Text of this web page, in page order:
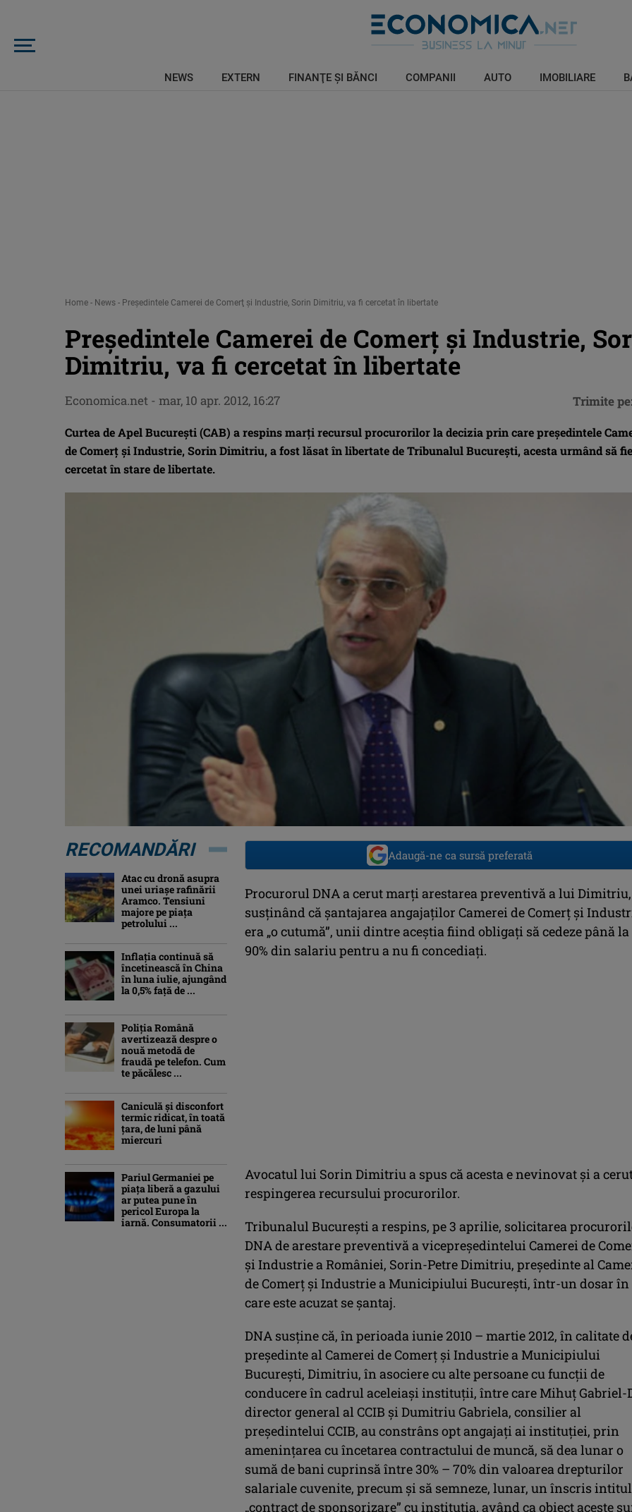
NEWS EXTERN FINANŢE ŞI BĂNCI COMPANII AUTO IMOBILIARE
Home - News - Preşedintele Camerei de Comerţ şi Industrie, Sorin Dimitriu, va fi cercetat în libertate
Preşedintele Camerei de Comerţ şi Industrie,
Dimitriu, va fi cercetat în libertate
Curtea de Apel Bucureşti (CAB) a respins marţi recursul procurorilor la decizia prin care preşedintele
de Comerţ şi Industrie, Sorin Dimitriu, a fost lăsat în libertate de Tribunalul Bucureşti, acesta urmând să fie
cercetat în stare de libertate.
Economica.net - mar, 10 apr. 2012, 16:27 Trimite pe:
Adaugă-ne ca sursă preferată
Procurorul DNA a cerut marţi arestarea preventivă a lui Dimitriu,
susţinând că şantajarea angajaţilor Camerei de Comerţ şi
era „o cutumă”, unii dintre aceştia fiind obligaţi să cedeze până la
90% din salariu pentru a nu fi concediaţi.
Avocatul lui Sorin Dimitriu a spus că acesta e nevinovat şi a
respingerea recursului procurorilor.
Tribunalul Bucureşti a respins, pe 3 aprilie, solicitarea
DNA de arestare preventivă a vicepreşedintelui Camerei de
şi Industrie a României, Sorin-Petre Dimitriu, preşedinte al
de Comerţ şi Industrie a Municipiului Bucureşti, într-un dosar în
care este acuzat se şantaj.
DNA susţine că, în perioada iunie 2010 – martie 2012, în calitate
preşedinte al Camerei de Comerţ şi Industrie a Municipiului
Bucureşti, Dimitriu, în asociere cu alte persoane cu funcţii de
conducere în cadrul aceleiaşi instituţii, între care Mihuţ Gabriel-
director general al CCIB şi Dumitriu Gabriela, consilier al
preşedintelui CCIB, au constrâns opt angajaţi ai instituţiei, prin
ameninţarea cu încetarea contractului de muncă, să dea lunar o
sumă de bani cuprinsă între 30% – 70% din valoarea drepturilor
salariale cuvenite, precum şi să semneze, lunar, un înscris
„contract de sponsorizare” cu instituţia, având ca obiect aceste
RECOMANDĂRI
Atac cu dronă asupra
unei uriașe rafinării
Aramco. Tensiuni
majore pe piața
petrolului ...
Inflaţia continuă să
încetinească în China
în luna iulie, ajungând
la 0,5% faţă de ...
Poliția Română
avertizează despre o
nouă metodă de
fraudă pe telefon. Cum
te păcălesc ...
Caniculă şi disconfort
termic ridicat, în toată
ţara, de luni până
miercuri
Pariul Germaniei pe
piaţa liberă a gazului
ar putea pune în
pericol Europa la
iarnă. Consumatorii ...